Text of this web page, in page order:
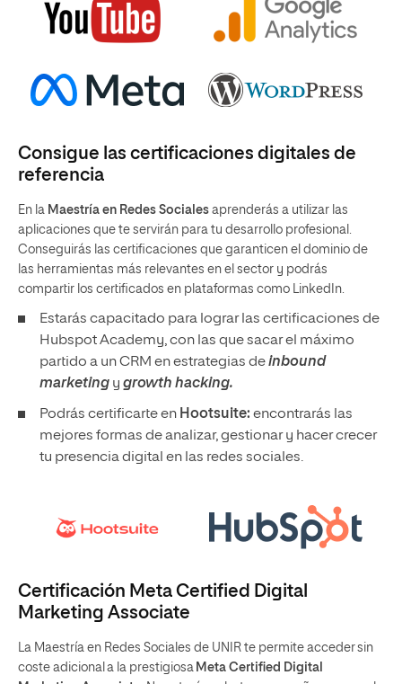
Consigue las certificaciones digitales de
referencia
En la Maestría en Redes Sociales aprenderás a utilizar las
aplicaciones que te servirán para tu desarrollo profesional.
Conseguirás las certificaciones que garanticen el dominio de
las herramientas más relevantes en el sector y podrás
compartir los certificados en plataformas como LinkedIn.
Estarás capacitado para lograr las certificaciones de
Hubspot Academy, con las que sacar el máximo
partido a un CRM en estrategias deinbound
marketing y growth hacking.
Podrás certificarte en Hootsuite: encontrarás las
mejores formas de analizar, gestionar y hacer crecer
tu presencia digital en las redes sociales.
Certificación Meta Certified Digital
Marketing Associate
La Maestría en Redes Sociales de UNIR te permite acceder sin
coste adicional a la prestigiosa Meta Certified Digital